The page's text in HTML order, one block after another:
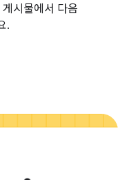
시물에서 다음
.